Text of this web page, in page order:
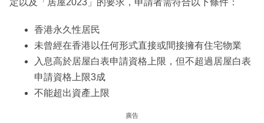
定以及「居屋2023」的要求，申請者需符合以下條件：
香港永久性居民
未曾經在香港以任何形式直接或間接擁有住宅物業
入息高於居屋白表申請資格上限，但不超過居屋白表
申請資格上限3成
不能超出資產上限
廣告